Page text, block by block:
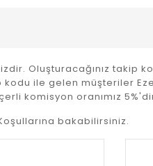
Oluşturacağınız
ile gelen müşteriler
komisyon oranımız
bakabilirsiniz.